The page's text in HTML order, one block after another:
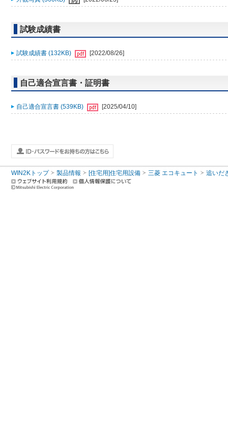
試験成績書
試験成績書 (132KB) [2022/08/26]
自己適合宣言書・証明書
自己適合宣言書 (539KB) [2025/04/10]
WIN2Kトップ 製品情報 [住宅用]住宅用設備 三菱 エコキュート 追いだ